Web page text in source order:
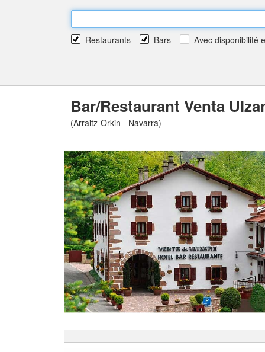
Restaurants Bars Avec disponibilité
Bar/Restaurant Venta
(Arraitz-Orkin - Navarra)